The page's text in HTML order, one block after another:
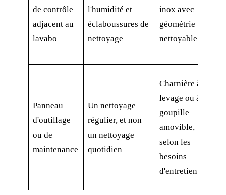
de contrôle
adjacent au
lavabo
l'humidité et
éclaboussures de
nettoyage
inox avec
géométrie
nettoyable
Panneau
d'outillage
ou de
maintenance
Un nettoyage
régulier, et non
un nettoyage
quotidien
Charnière à
levage ou à
goupille
amovible,
selon les
besoins
d'entretien